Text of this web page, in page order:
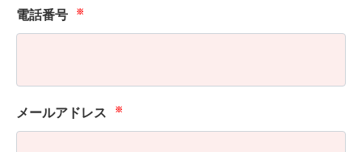
電話番号 ※
メールアドレス ※